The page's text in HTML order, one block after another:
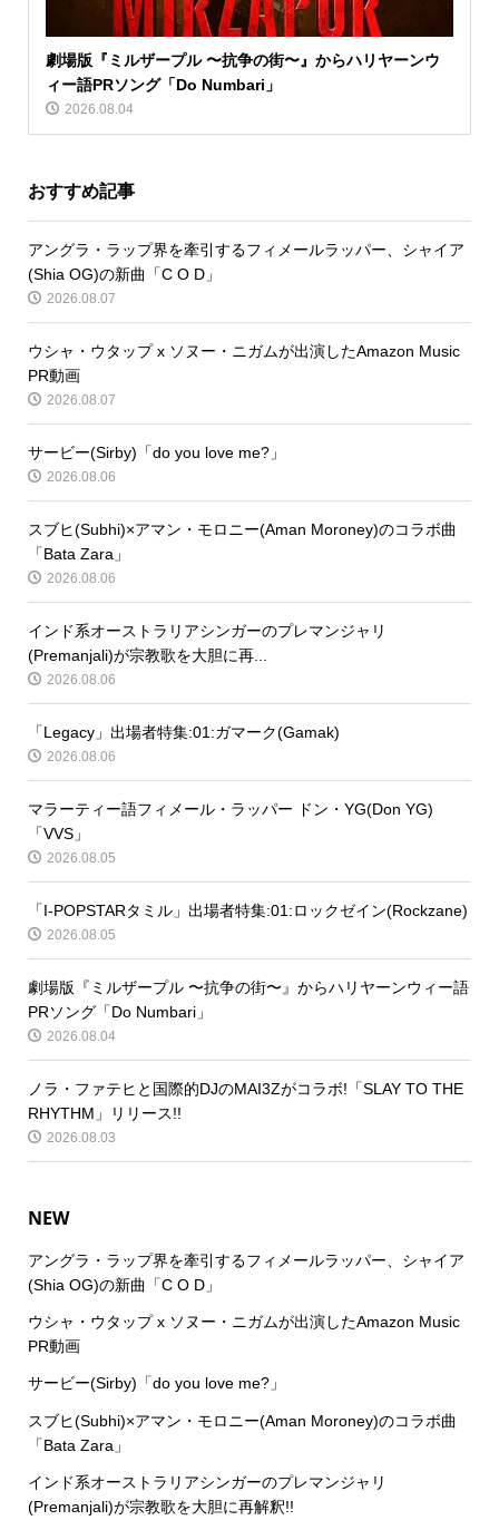
劇場版『ミルザープル 〜抗争の街〜』からハリヤーンウ
ィー語PRソング「Do Numbari」
2026.08.04
おすすめ記事
アングラ・ラップ界を牽引するフィメールラッパー、シャイア
(Shia OG)の新曲「C O D」
2026.08.07
ウシャ・ウタップ x ソヌー・ニガムが出演したAmazon Music
PR動画
2026.08.07
サービー(Sirby)「do you love me?」
2026.08.06
スブヒ(Subhi)×アマン・モロニー(Aman Moroney)のコラボ曲
「Bata Zara」
2026.08.06
インド系オーストラリアシンガーのプレマンジャリ
(Premanjali)が宗教歌を大胆に再...
2026.08.06
「Legacy」出場者特集:01:ガマーク(Gamak)
2026.08.06
マラーティー語フィメール・ラッパー ドン・YG(Don YG)
「VVS」
2026.08.05
「I-POPSTARタミル」出場者特集:01:ロックゼイン(Rockzane)
2026.08.05
劇場版『ミルザープル 〜抗争の街〜』からハリヤーンウィー語
PRソング「Do Numbari」
2026.08.04
ノラ・ファテヒと国際的DJのMAI3Zがコラボ!「SLAY TO THE
RHYTHM」リリース!!
2026.08.03
NEW
アングラ・ラップ界を牽引するフィメールラッパー、シャイア
(Shia OG)の新曲「C O D」
ウシャ・ウタップ x ソヌー・ニガムが出演したAmazon Music
PR動画
サービー(Sirby)「do you love me?」
スブヒ(Subhi)×アマン・モロニー(Aman Moroney)のコラボ曲
「Bata Zara」
インド系オーストラリアシンガーのプレマンジャリ
(Premanjali)が宗教歌を大胆に再解釈!!